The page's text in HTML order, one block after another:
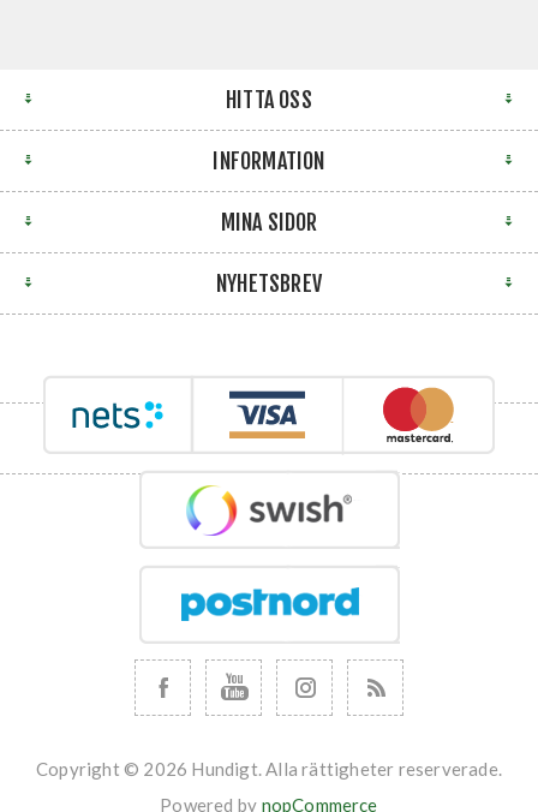
HITTA OSS
INFORMATION
MINA SIDOR
NYHETSBREV
Copyright © 2026 Hundigt. Alla rättigheter reserverade.
Powered by nopCommerce